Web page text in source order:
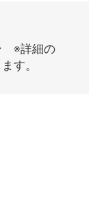
※詳細の
す。